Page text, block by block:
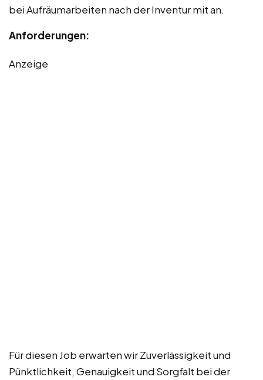
bei Aufräumarbeiten nach der Inventur mit an.
Anforderungen:
Anzeige
Für diesen Job erwarten wir Zuverlässigkeit und
Pünktlichkeit, Genauigkeit und Sorgfalt bei der